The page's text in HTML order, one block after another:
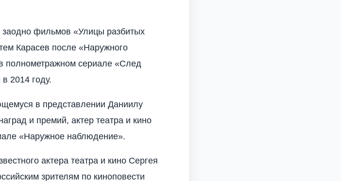
фильмов «Улицы разбитых
Карасев после «Наружного
полнометражном сериале «След
2014 году.
в представлении Даниилу
и премий, актер театра и кино
«Наружное наблюдение».
актера театра и кино Сергея
зрителям по киноповести